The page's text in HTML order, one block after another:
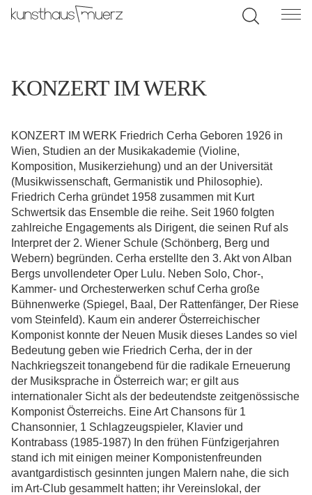
KONZERT IM WERK
KONZERT IM WERK Friedrich Cerha Geboren 1926 in
Wien, Studien an der Musikakademie (Violine,
Komposition, Musikerziehung) und an der Universität
(Musikwissenschaft, Germanistik und Philosophie).
Friedrich Cerha gründet 1958 zusammen mit Kurt
Schwertsik das Ensemble die reihe. Seit 1960 folgten
zahlreiche Engagements als Dirigent, die seinen Ruf als
Interpret der 2. Wiener Schule (Schönberg, Berg und
Webern) begründen. Cerha erstellte den 3. Akt von Alban
Bergs unvollendeter Oper Lulu. Neben Solo, Chor-,
Kammer- und Orchesterwerken schuf Cerha große
Bühnenwerke (Spiegel, Baal, Der Rattenfänger, Der Riese
vom Steinfeld). Kaum ein anderer Österreichischer
Komponist konnte der Neuen Musik dieses Landes so viel
Bedeutung geben wie Friedrich Cerha, der in der
Nachkriegszeit tonangebend für die radikale Erneuerung
der Musiksprache in Österreich war; er gilt aus
internationaler Sicht als der bedeutendste zeitgenössische
Komponist Österreichs. Eine Art Chansons für 1
Chansonnier, 1 Schlagzeugspieler, Klavier und
Kontrabass (1985-1987) In den frühen Fünfzigerjahren
stand ich mit einigen meiner Komponistenfreunden
avantgardistisch gesinnten jungen Malern nahe, die sich
im Art-Club gesammelt hatten; ihr Vereinslokal, der